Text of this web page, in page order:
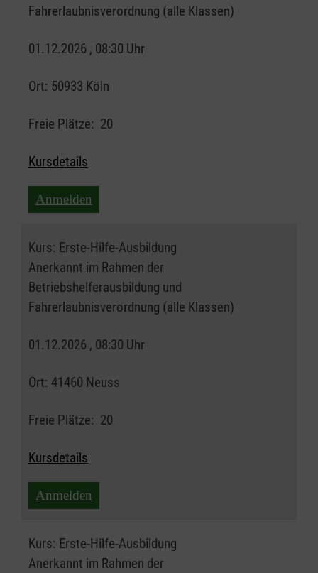
Fahrerlaubnisverordnung (alle Klassen)
01.12.2026 , 08:30 Uhr
Ort: 50933 Köln
Freie Plätze: 20
Kursdetails
Anmelden
Kurs: Erste-Hilfe-Ausbildung
Anerkannt im Rahmen der
Betriebshelferausbildung und
Fahrerlaubnisverordnung (alle Klassen)
01.12.2026 , 08:30 Uhr
Ort: 41460 Neuss
Freie Plätze: 20
Kursdetails
Anmelden
Kurs: Erste-Hilfe-Ausbildung
Anerkannt im Rahmen der